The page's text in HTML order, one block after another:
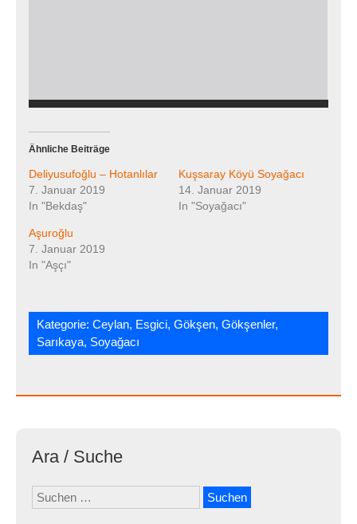
Ähnliche Beiträge
Deliyusufoğlu – Hotanlılar
7. Januar 2019
In "Bekdaş"
Kuşsaray Köyü Soyağacı
14. Januar 2019
In "Soyağacı"
Aşuroğlu
7. Januar 2019
In "Aşçı"
Kategorie:Ceylan, Esgici,Gökşen,Gökşenler,
Sarıkaya, Soyağacı
Ara / Suche
Suchen
nach: